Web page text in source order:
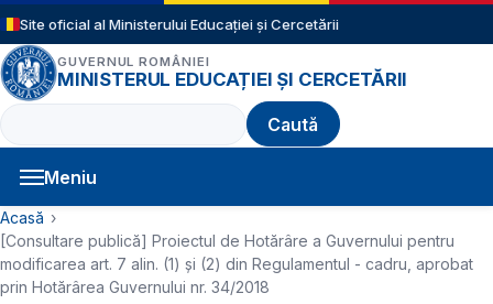
Sari la conținutul principal
Site oficial al Ministerului Educației și Cercetării
GUVERNUL ROMÂNIEI
MINISTERUL EDUCAȚIEI ȘI CERCETĂRII
Caută
Meniu
Navigație principală
Cale de navigare
Acasă
[Consultare publică] Proiectul de Hotărâre a Guvernului pentru
modificarea art. 7 alin. (1) și (2) din Regulamentul - cadru, aprobat
prin Hotărârea Guvernului nr. 34/2018